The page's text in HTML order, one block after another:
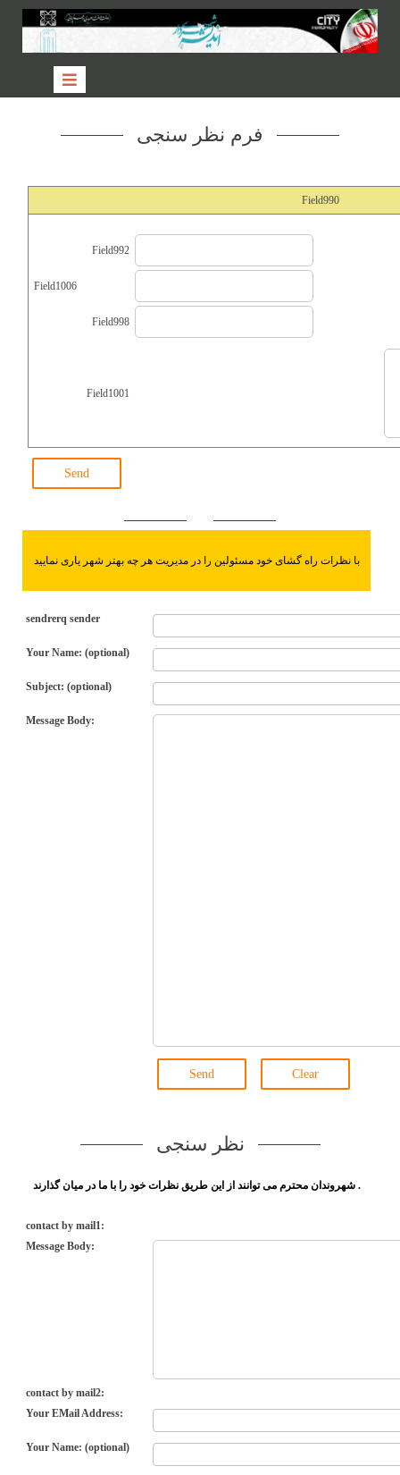
فرم نظر سنجی
Field990
Field992
Field1006
Field998
Field1001
Send
با نظرات راه گشای خود مسئولین را در مدیریت هر چه بهتر شهر یاری نمایید
sendrerq sender
Your Name: (optional)
Subject: (optional)
Message Body:
Send Clear
نظر سنجی
شهروندان محترم می توانند از این طریق نظرات خود را با ما در میان گذارند .
contact by mail1:
Message Body:
contact by mail2:
Your EMail Address:
Your Name: (optional)